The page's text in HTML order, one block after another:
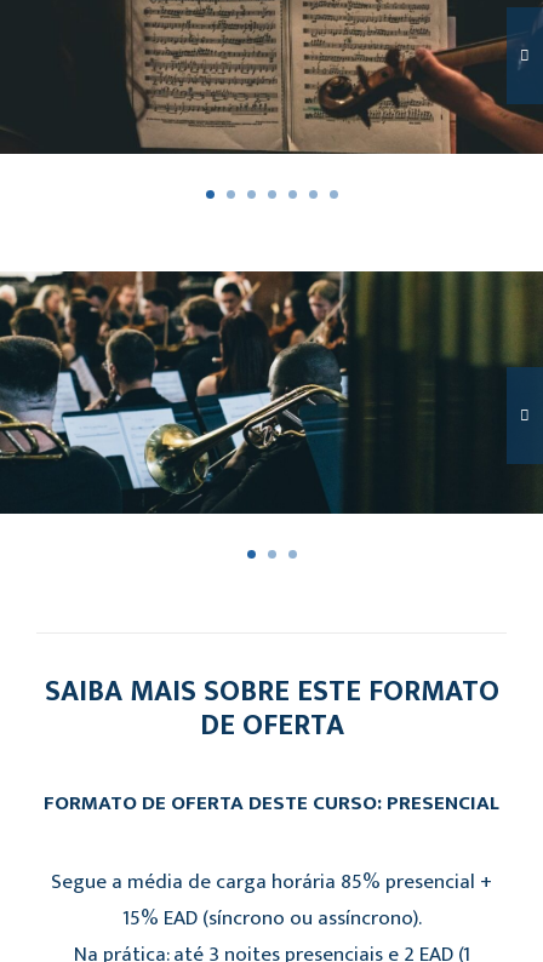
SAIBA MAIS SOBRE ESTE FORMATO
DE OFERTA
FORMATO DE OFERTA DESTE CURSO: PRESENCIAL
Segue a média de carga horária 85% presencial +
15% EAD (síncrono ou assíncrono).